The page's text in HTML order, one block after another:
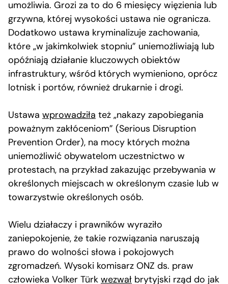
umożliwia. Grozi za to do 6 miesięcy więzienia lub
grzywna, której wysokości ustawa nie ogranicza.
Dodatkowo ustawa kryminalizuje zachowania,
które „w jakimkolwiek stopniu” uniemożliwiają lub
opóźniają działanie kluczowych obiektów
infrastruktury, wśród których wymieniono, oprócz
lotnisk i portów, również drukarnie i drogi.
Ustawa wprowadziła też „nakazy zapobiegania
poważnym zakłóceniom” (Serious Disruption
Prevention Order), na mocy których można
uniemożliwić obywatelom uczestnictwo w
protestach, na przykład zakazując przebywania w
określonych miejscach w określonym czasie lub w
towarzystwie określonych osób.
Wielu działaczy i prawników wyraziło
zaniepokojenie, że takie rozwiązania naruszają
prawo do wolności słowa i pokojowych
zgromadzeń. Wysoki komisarz ONZ ds. praw
człowieka Volker Türk wezwał brytyjski rząd do jak